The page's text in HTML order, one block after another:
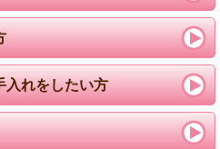
入れをしたい方